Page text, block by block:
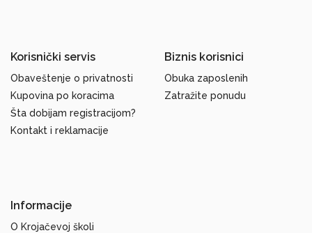
Korisnički servis
Obaveštenje o privatnosti
Kupovina po koracima
Šta dobijam registracijom?
Kontakt i reklamacije
Biznis korisnici
Obuka zaposlenih
Zatražite ponudu
Informacije
O Krojačevoj školi